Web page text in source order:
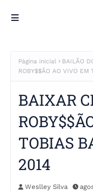
Página inicial BAILÃO
ROBY$$ÃO AO VIVO EM
BAIXAR
TOBIAS
2014
Weslley Silva